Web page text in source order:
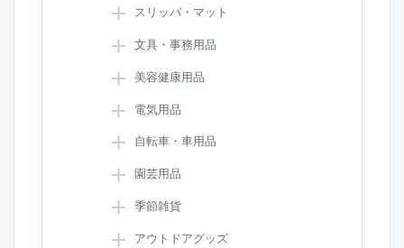
スリッパ・マット
文具・事務用品
美容健康用品
電気用品
自転車・車用品
園芸用品
季節雑貨
アウトドアグッズ